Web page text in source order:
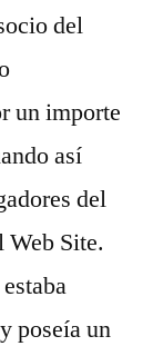
del
un importe
así
del
Site.
poseía un